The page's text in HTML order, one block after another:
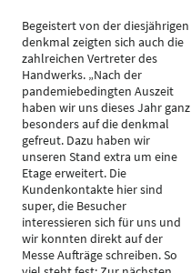
Begeistert von der diesjährigen
denkmal zeigten sich auch die
zahlreichen Vertreter des
Handwerks. „Nach der
pandemiebedingten Auszeit
haben wir uns dieses Jahr ganz
besonders auf die denkmal
gefreut. Dazu haben wir
unseren Stand extra um eine
Etage erweitert. Die
Kundenkontakte hier sind
super, die Besucher
interessieren sich für uns und
wir konnten direkt auf der
Messe Aufträge schreiben. So